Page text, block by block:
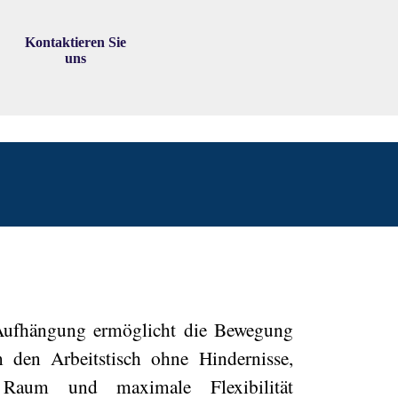
▼
Kontaktieren Sie
uns
ermöglicht die Bewegung
Arbeitstisch ohne Hindernisse,
und maximale Flexibilität